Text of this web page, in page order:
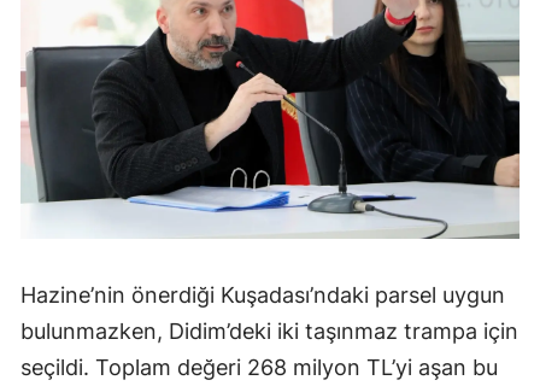
Hazine’nin önerdiği Kuşadası’ndaki parsel uygun
bulunmazken, Didim’deki iki taşınmaz trampa için
seçildi. Toplam değeri 268 milyon TL’yi aşan bu